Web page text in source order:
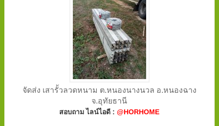
จัดส่ง เสารั้วลวดหนาม ต.หนองนางนวล อ.หนองฉาง
จ.อุทัยธานี
สอบถาม ไลน์ไอดี :@HORHOME